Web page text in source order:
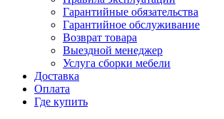
Гарантийные обязательства
Гарантийное обслуживание
Возврат товара
Выездной менеджер
Услуга сборки мебели
Доставка
Оплата
Где купить